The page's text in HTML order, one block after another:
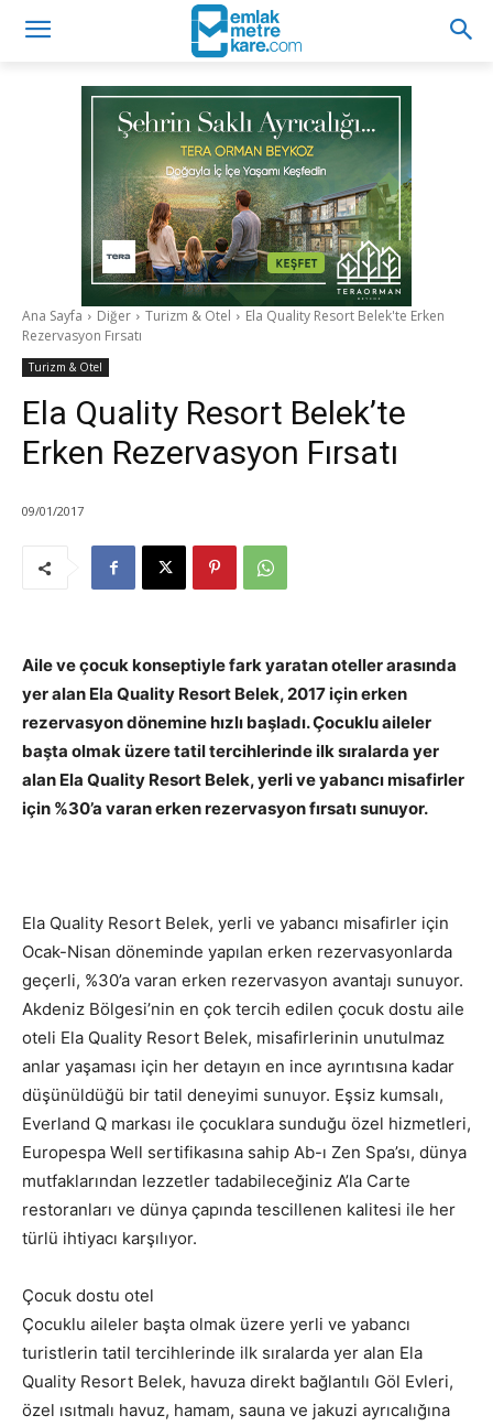
Ana Sayfa Diğer Turizm & Otel
Ela Quality Resort Belek'te Erken
Rezervasyon Fırsatı
Turizm & Otel
Ela Quality Resort Belek’te
Erken Rezervasyon Fırsatı
09/01/2017
Aile ve çocuk konseptiyle fark yaratan oteller arasında
yer alan Ela Quality Resort Belek, 2017 için erken
rezervasyon dönemine hızlı başladı. Çocuklu aileler
başta olmak üzere tatil tercihlerinde ilk sıralarda yer
alan Ela Quality Resort Belek, yerli ve yabancı misafirler
için %30’a varan erken rezervasyon fırsatı sunuyor.
Ela Quality Resort Belek, yerli ve yabancı misafirler için
Ocak-Nisan döneminde yapılan erken rezervasyonlarda
geçerli, %30’a varan erken rezervasyon avantajı sunuyor.
Akdeniz Bölgesi’nin en çok tercih edilen çocuk dostu aile
oteli Ela Quality Resort Belek, misafirlerinin unutulmaz
anlar yaşaması için her detayın en ince ayrıntısına kadar
düşünüldüğü bir tatil deneyimi sunuyor. Eşsiz kumsalı,
Everland Q markası ile çocuklara sunduğu özel hizmetleri,
Europespa Well sertifikasına sahip Ab-ı Zen Spa’sı, dünya
mutfaklarından lezzetler tadabileceğiniz A’la Carte
restoranları ve dünya çapında tescillenen kalitesi ile her
türlü ihtiyacı karşılıyor.
Çocuk dostu otel
Çocuklu aileler başta olmak üzere yerli ve yabancı
turistlerin tatil tercihlerinde ilk sıralarda yer alan Ela
Quality Resort Belek, havuza direkt bağlantılı Göl Evleri,
özel ısıtmalı havuz, hamam, sauna ve jakuzi ayrıcalığına